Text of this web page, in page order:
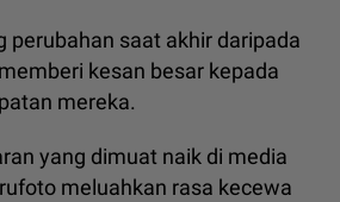
perubahan saat akhir daripada
kesan besar kepada
mereka.
yang dimuat naik di media
meluahkan rasa kecewa